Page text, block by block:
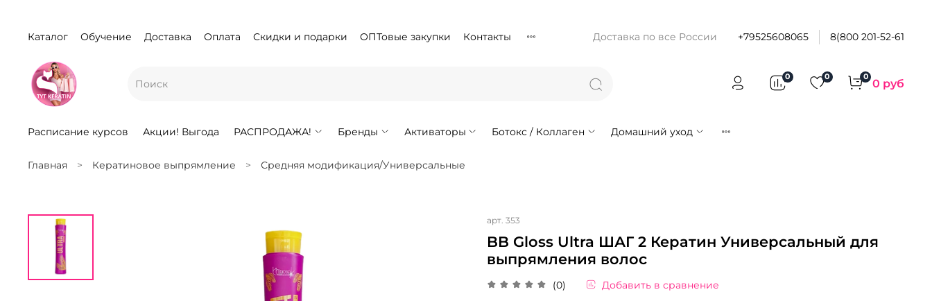
Каталог Обучение Доставка Оплата Скидки и подарки ОПТовые закупки Контакты Доставка по все России +79525608065 8(800 201-52-61
0 0 0 0 руб
Расписание курсов Акции! Выгода РАСПРОДАЖА! Бренды Активаторы Ботокс / Коллаген Домашний уход
Главная Кератиновое выпрямление Средняя модификация/Универсальные
арт. 353
BB Gloss Ultra ШАГ 2 Кератин Универсальный для
выпрямления волос
(0) Добавить в сравнение